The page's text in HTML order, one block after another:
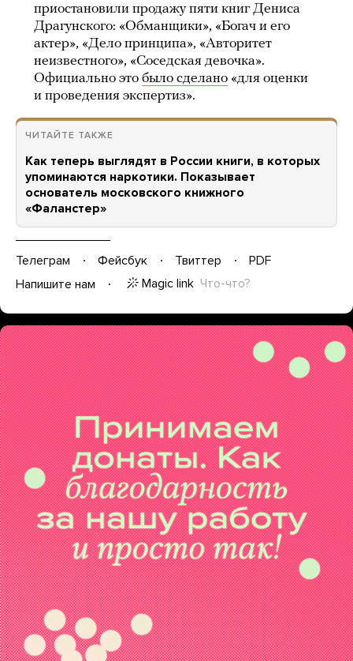
приостановили продажу пяти книг Дениса
Драгунского: «Обманщики», «Богач и его
актер», «Дело принципа», «Авторитет
неизвестного», «Соседская девочка».
Официально это было сделано «для оценки
и проведения экспертиз».
ЧИТАЙТЕ ТАКЖЕ
Как теперь выглядят в России книги, в которых
упоминаются наркотики. Показывает
основатель московского книжного
«Фаланстер»
Телеграм Фейсбук Твиттер
PDF
Напишите нам
Magic link Что-что?